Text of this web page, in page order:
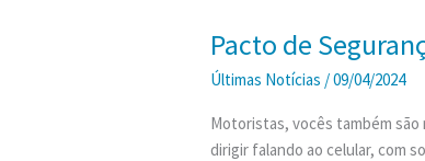
Pacto de
Últimas Notícias /09/04/2024
Motoristas, vocês também
dirigir falando ao celular, com